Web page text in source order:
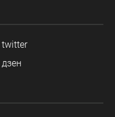
twitter
дзен